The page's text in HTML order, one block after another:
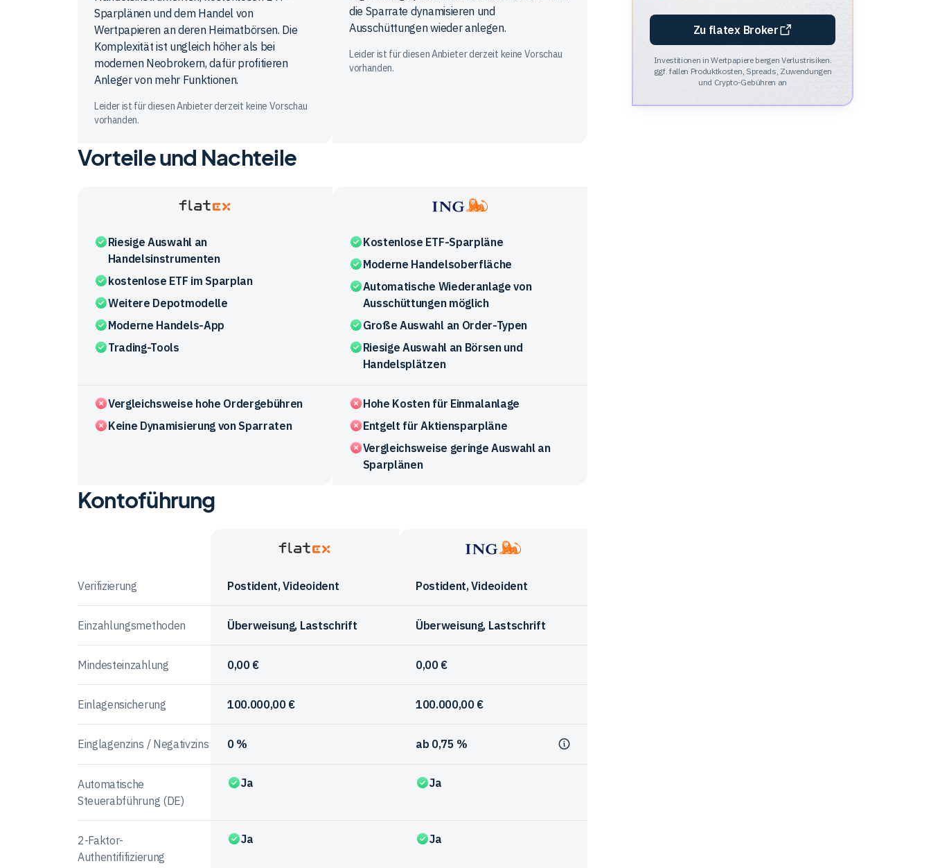
Sparplänen und dem Handel von
Wertpapieren an deren Heimatbörsen. Die
Komplexität ist ungleich höher als bei
modernen Neobrokern, dafür profitieren
Anleger von mehr Funktionen.
Leider ist für diesen Anbieter derzeit keine Vorschau
vorhanden.
die Sparrate dynamisieren und
Ausschüttungen wieder anlegen.
Leider ist für diesen Anbieter derzeit keine Vorschau
vorhanden.
Vorteile und Nachteile
Riesige Auswahl an
Handelsinstrumenten
kostenlose ETF im Sparplan
Weitere Depotmodelle
Moderne Handels-App
Trading-Tools
Kostenlose ETF-Sparpläne
Moderne Handelsoberfläche
Automatische Wiederanlage von
Ausschüttungen möglich
Große Auswahl an Order-Typen
Riesige Auswahl an Börsen und
Handelsplätzen
Vergleichsweise hohe Ordergebühren
Keine Dynamisierung von Sparraten
Hohe Kosten für Einmalanlage
Entgelt für Aktiensparpläne
Vergleichsweise geringe Auswahl an
Sparplänen
Vergleichstabelle
zu
Nachteile
der
Kontoführung
Vergleich
Verifizierung
Postident, Videoident Postident, Videoident
Einzahlungsmethoden Überweisung, Lastschrift Überweisung, Lastschrift
Mindesteinzahlung 0,00 € 0,00 €
Einlagensicherung 100.000,00 € 100.000,00 €
Einglagenzins / Negativzins 0 % ab 0,75 %
Automatische
Steuerabführung (DE)
Ja Ja
2-Faktor-
Authentififizierung
Ja Ja
Zu flatex Broker
Investitionen in Wertpapiere bergen Verlustrisiken.
ggf. fallen Produktkosten, Spreads, Zuwendungen
und Crypto-Gebühren an